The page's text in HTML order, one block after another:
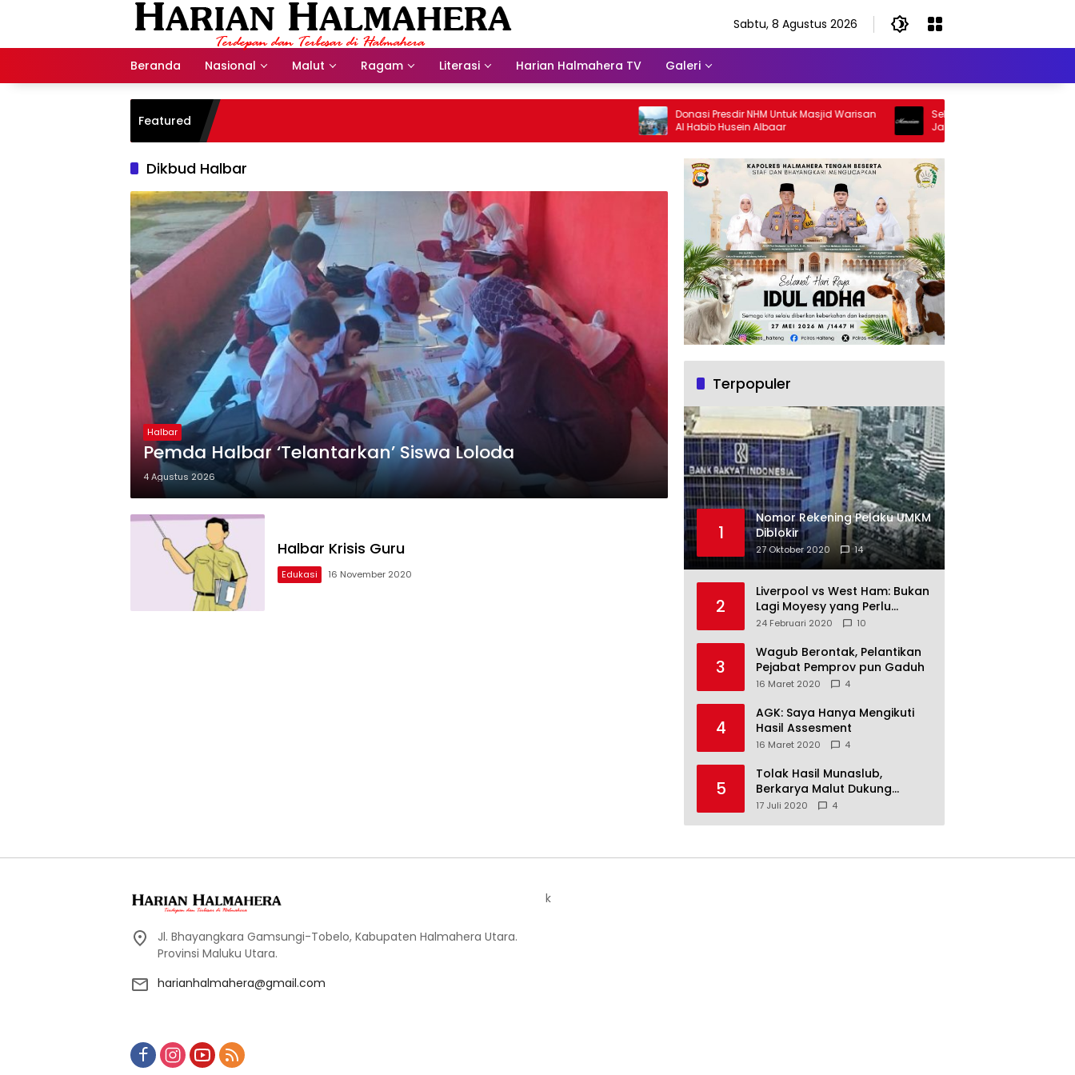
Sabtu, 8 Agustus 2026
Beranda Nasional Malut Ragam Literasi Harian Halmahera TV Galeri
Featured
Donasi Presdir NHM Untuk Masjid Warisan
Al Habib Husein Albaar
Selamat Jalan Sang Inspirator,
Jalan Abangku Yuslam Idris
Dikbud Halbar
Halbar
Pemda Halbar ‘Telantarkan’ Siswa Loloda
4 Agustus 2026
Halbar Krisis Guru
Edukasi 16 November 2020
Terpopuler
1
Nomor Rekening Pelaku UMKM
Diblokir
27 Oktober 2020 14
2
Liverpool vs West Ham: Bukan
Lagi Moyesy yang Perlu
Ditakuti
24 Februari 2020 10
3
Wagub Berontak, Pelantikan
Pejabat Pemprov pun Gaduh
16 Maret 2020 4
4
AGK: Saya Hanya Mengikuti
Hasil Assesment
16 Maret 2020 4
5
Tolak Hasil Munaslub,
Berkarya Malut Dukung
Tommy Soeharto
17 Juli 2020 4
Jl. Bhayangkara Gamsungi-Tobelo, Kabupaten Halmahera Utara.
Provinsi Maluku Utara.
harianhalmahera@gmail.com
k